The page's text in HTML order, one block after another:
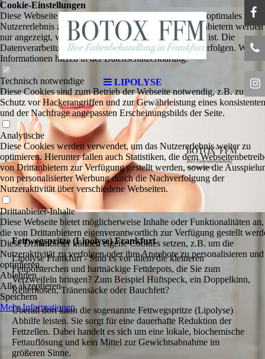
LIPOLYSE
Fettweg­spritze (Lipolyse) Frankfurt
Lipolyse Frankfurt - Sind es vor allem die kleineren
Fettpölsterchen und hartnäckige Fettdepots, die Sie zum
Verzweifeln bringen? Zum Beispiel Hüftspeck, ein Doppelkinn,
Reiterhosen, Tränensäcke oder Bauchfett?
Überall dort kann die sogenannte Fettwegspritze (Lipolyse)
Abhilfe leisten. Sie sorgt für eine dauerhafte Reduktion der
Fettzellen. Dabei handelt es sich um eine lokale, biochemische
Fettauflösung und kein Mittel zur Gewichtsabnahme im
größeren Sinne.
Cookie-Einstellungen
Diese Webseite verwendet Cookies, um Besuchern ein optimales
Nutzererlebnis zu bieten. Bestimmte Inhalte von Drittanbietern werden
nur angezeigt, wenn die entsprechende Option aktiviert ist. Die
Datenverarbeitung kann dann auch in einem Drittland erfolgen.
Informationen hierzu in der Datenschutzerklärung.
Technisch notwendige
Diese Cookies sind zum Betrieb der Webseite notwendig, z.B. zum
Schutz vor Hackerangriffen und zur Gewährleistung eines konsistenten
und der Nachfrage angepassten Erscheinungsbilds der Seite.
Analytische
Diese Cookies werden verwendet, um das Nutzererlebnis weiter zu
optimieren. Hierunter fallen auch Statistiken, die dem
von Drittanbietern zur Verfügung gestellt werden, sowie die
von personalisierter Werbung durch die Nachverfolgung der
Nutzeraktivität über verschiedene Webseiten.
Drittanbieter-Inhalte
Diese Webseite bietet möglicherweise Inhalte oder Funktionalitäten an,
die von Drittanbietern eigenverantwortlich zur Verfügung gestellt
Diese Drittanbieter können eigene Cookies setzen, z.B. um die
Nutzeraktivität zu verfolgen oder ihre Angebote zu personalisieren
optimieren.
Ablehnen
Alle akzeptieren
Speichern
Mehr Informationen